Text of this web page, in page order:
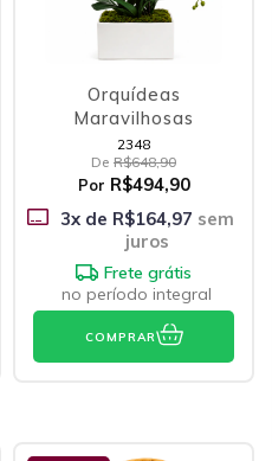
Orquídeas
Maravilhosas
2348
De R$648,90
Por R$494,90
3x de R$164,97 sem
juros
Frete grátis
no período integral
COMPRAR